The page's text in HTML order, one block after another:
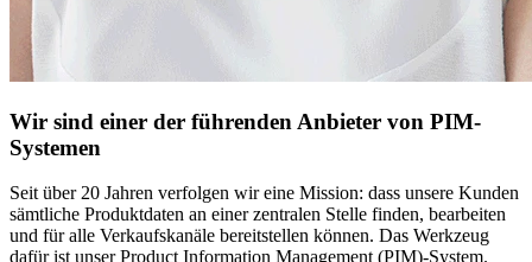
Wir sind einer der führenden Anbieter von PIM-
Systemen
Seit über 20 Jahren verfolgen wir eine Mission: dass unsere Kunden
sämtliche Produktdaten an einer zentralen Stelle finden, bearbeiten
und für alle Verkaufskanäle bereitstellen können. Das Werkzeug
dafür ist unser Product Information Management (PIM)-System.